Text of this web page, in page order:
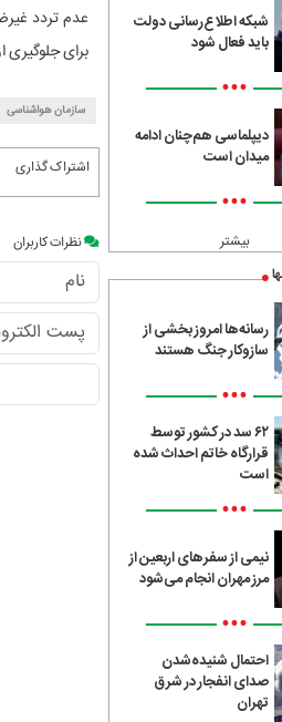
شبکه اطلاع‌رسانی دولت
باید فعال شود
•••
دیپلماسی هم‌چنان ادامه
میدان است
•••
بیشتر
رسانه‌ها امروز بخشی از
سازوکار جنگ هستند
•••
۶۲ سد در کشور توسط
قرارگاه خاتم احداث شده
است
•••
نیمی از سفرهای اربعین از
مرز مهران انجام می‌شود
•••
احتمال شنیده‌شدن
صدای انفجار در شرق
تهران
عدم تردد
برای جلوگیری
سازمان هواشناسی
اشتراک گذاری
نظرات کاربران